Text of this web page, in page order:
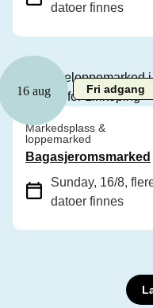
datoer finnes
16 aug Fri adgang
Markedsplass &
loppemarked
Bagasjeromsmarked
Sunday, 16/8,
datoer finnes